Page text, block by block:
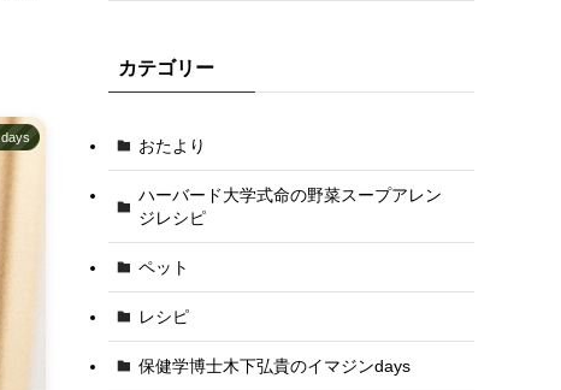
カテゴリー
おたより
ハーバード大学式命の野菜スープアレン
ジレシピ
ペット
レシピ
保健学博士木下弘貴のイマジンdays